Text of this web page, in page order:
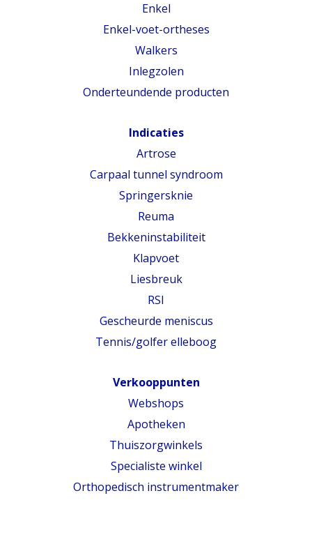
Enkel
Enkel-voet-ortheses
Walkers
Inlegzolen
Onderteundende producten
Indicaties
Artrose
Carpaal tunnel syndroom
Springersknie
Reuma
Bekkeninstabiliteit
Klapvoet
Liesbreuk
RSI
Gescheurde meniscus
Tennis/golfer elleboog
Verkooppunten
Webshops
Apotheken
Thuiszorgwinkels
Specialiste winkel
Orthopedisch instrumentmaker